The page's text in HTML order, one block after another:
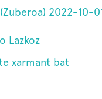
2022-10-
Lazkoz
xarmant bat